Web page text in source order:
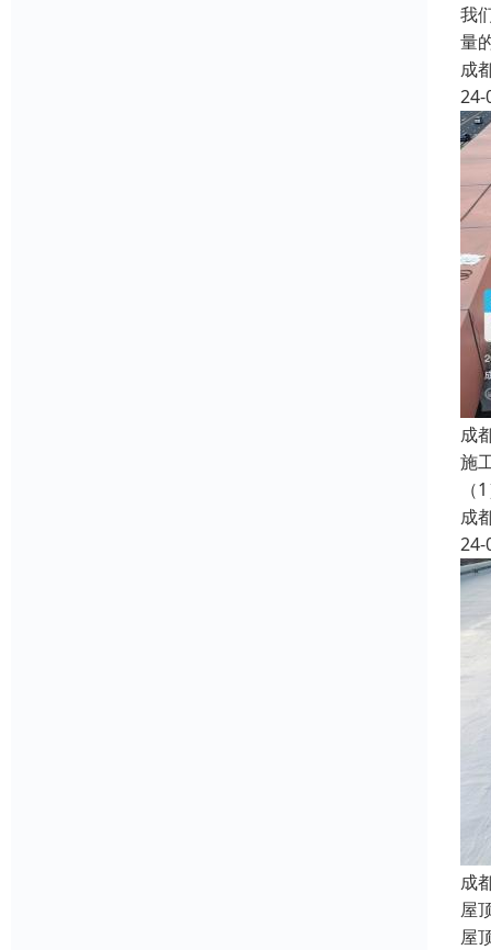
我
量
成
24-
成
施
成
24-
成
屋
屋